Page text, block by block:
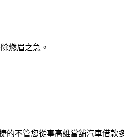
燃眉之急。
的不管您從事高雄當舖汽車借款